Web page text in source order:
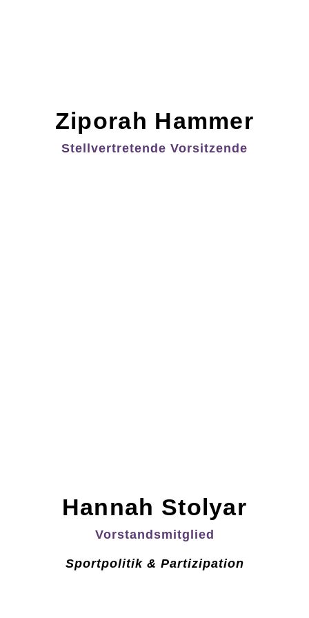
Ziporah Hammer
Stellvertretende Vorsitzende
Hannah Stolyar
Vorstandsmitglied
Sportpolitik & Partizipation